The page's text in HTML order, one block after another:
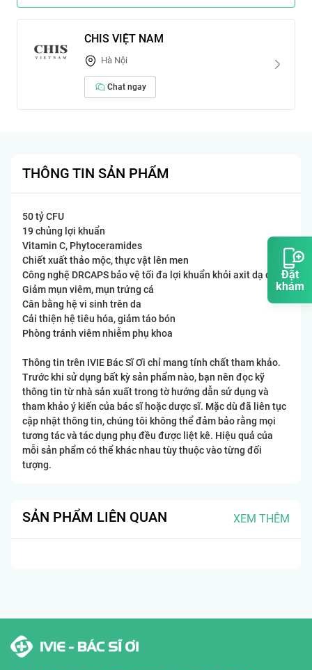
Đặt
khám
CHIS VIỆT NAM
Hà Nội
Chat ngay
THÔNG TIN SẢN PHẨM
50 tỷ CFU
19 chủng lợi khuẩn
Vitamin C, Phytoceramides
Chiết xuất thảo mộc, thực vật lên men
Công nghệ DRCAPS bảo vệ tối đa lợi khuẩn khỏi axit dạ dày
Giảm mụn viêm, mụn trứng cá
Cân bằng hệ vi sinh trên da
Cải thiện hệ tiêu hóa, giảm táo bón
Phòng tránh viêm nhiễm phụ khoa
Thông tin trên IVIE Bác Sĩ Ơi chỉ mang tính chất tham khảo.
Trước khi sử dụng bất kỳ sản phẩm nào, bạn nên đọc kỹ
thông tin từ nhà sản xuất trong tờ hướng dẫn sử dụng và
tham khảo ý kiến của bác sĩ hoặc dược sĩ. Mặc dù đã liên tục
cập nhật thông tin, chúng tôi không thể đảm bảo rằng mọi
tương tác và tác dụng phụ đều được liệt kê. Hiệu quả của
mỗi sản phẩm có thể khác nhau tùy thuộc vào từng đối
tượng.
SẢN PHẨM LIÊN QUAN XEM THÊM